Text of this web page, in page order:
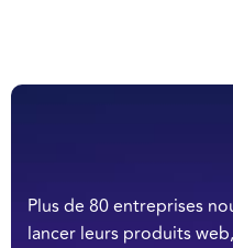
Plus de 80 entreprises
lancer leurs produits